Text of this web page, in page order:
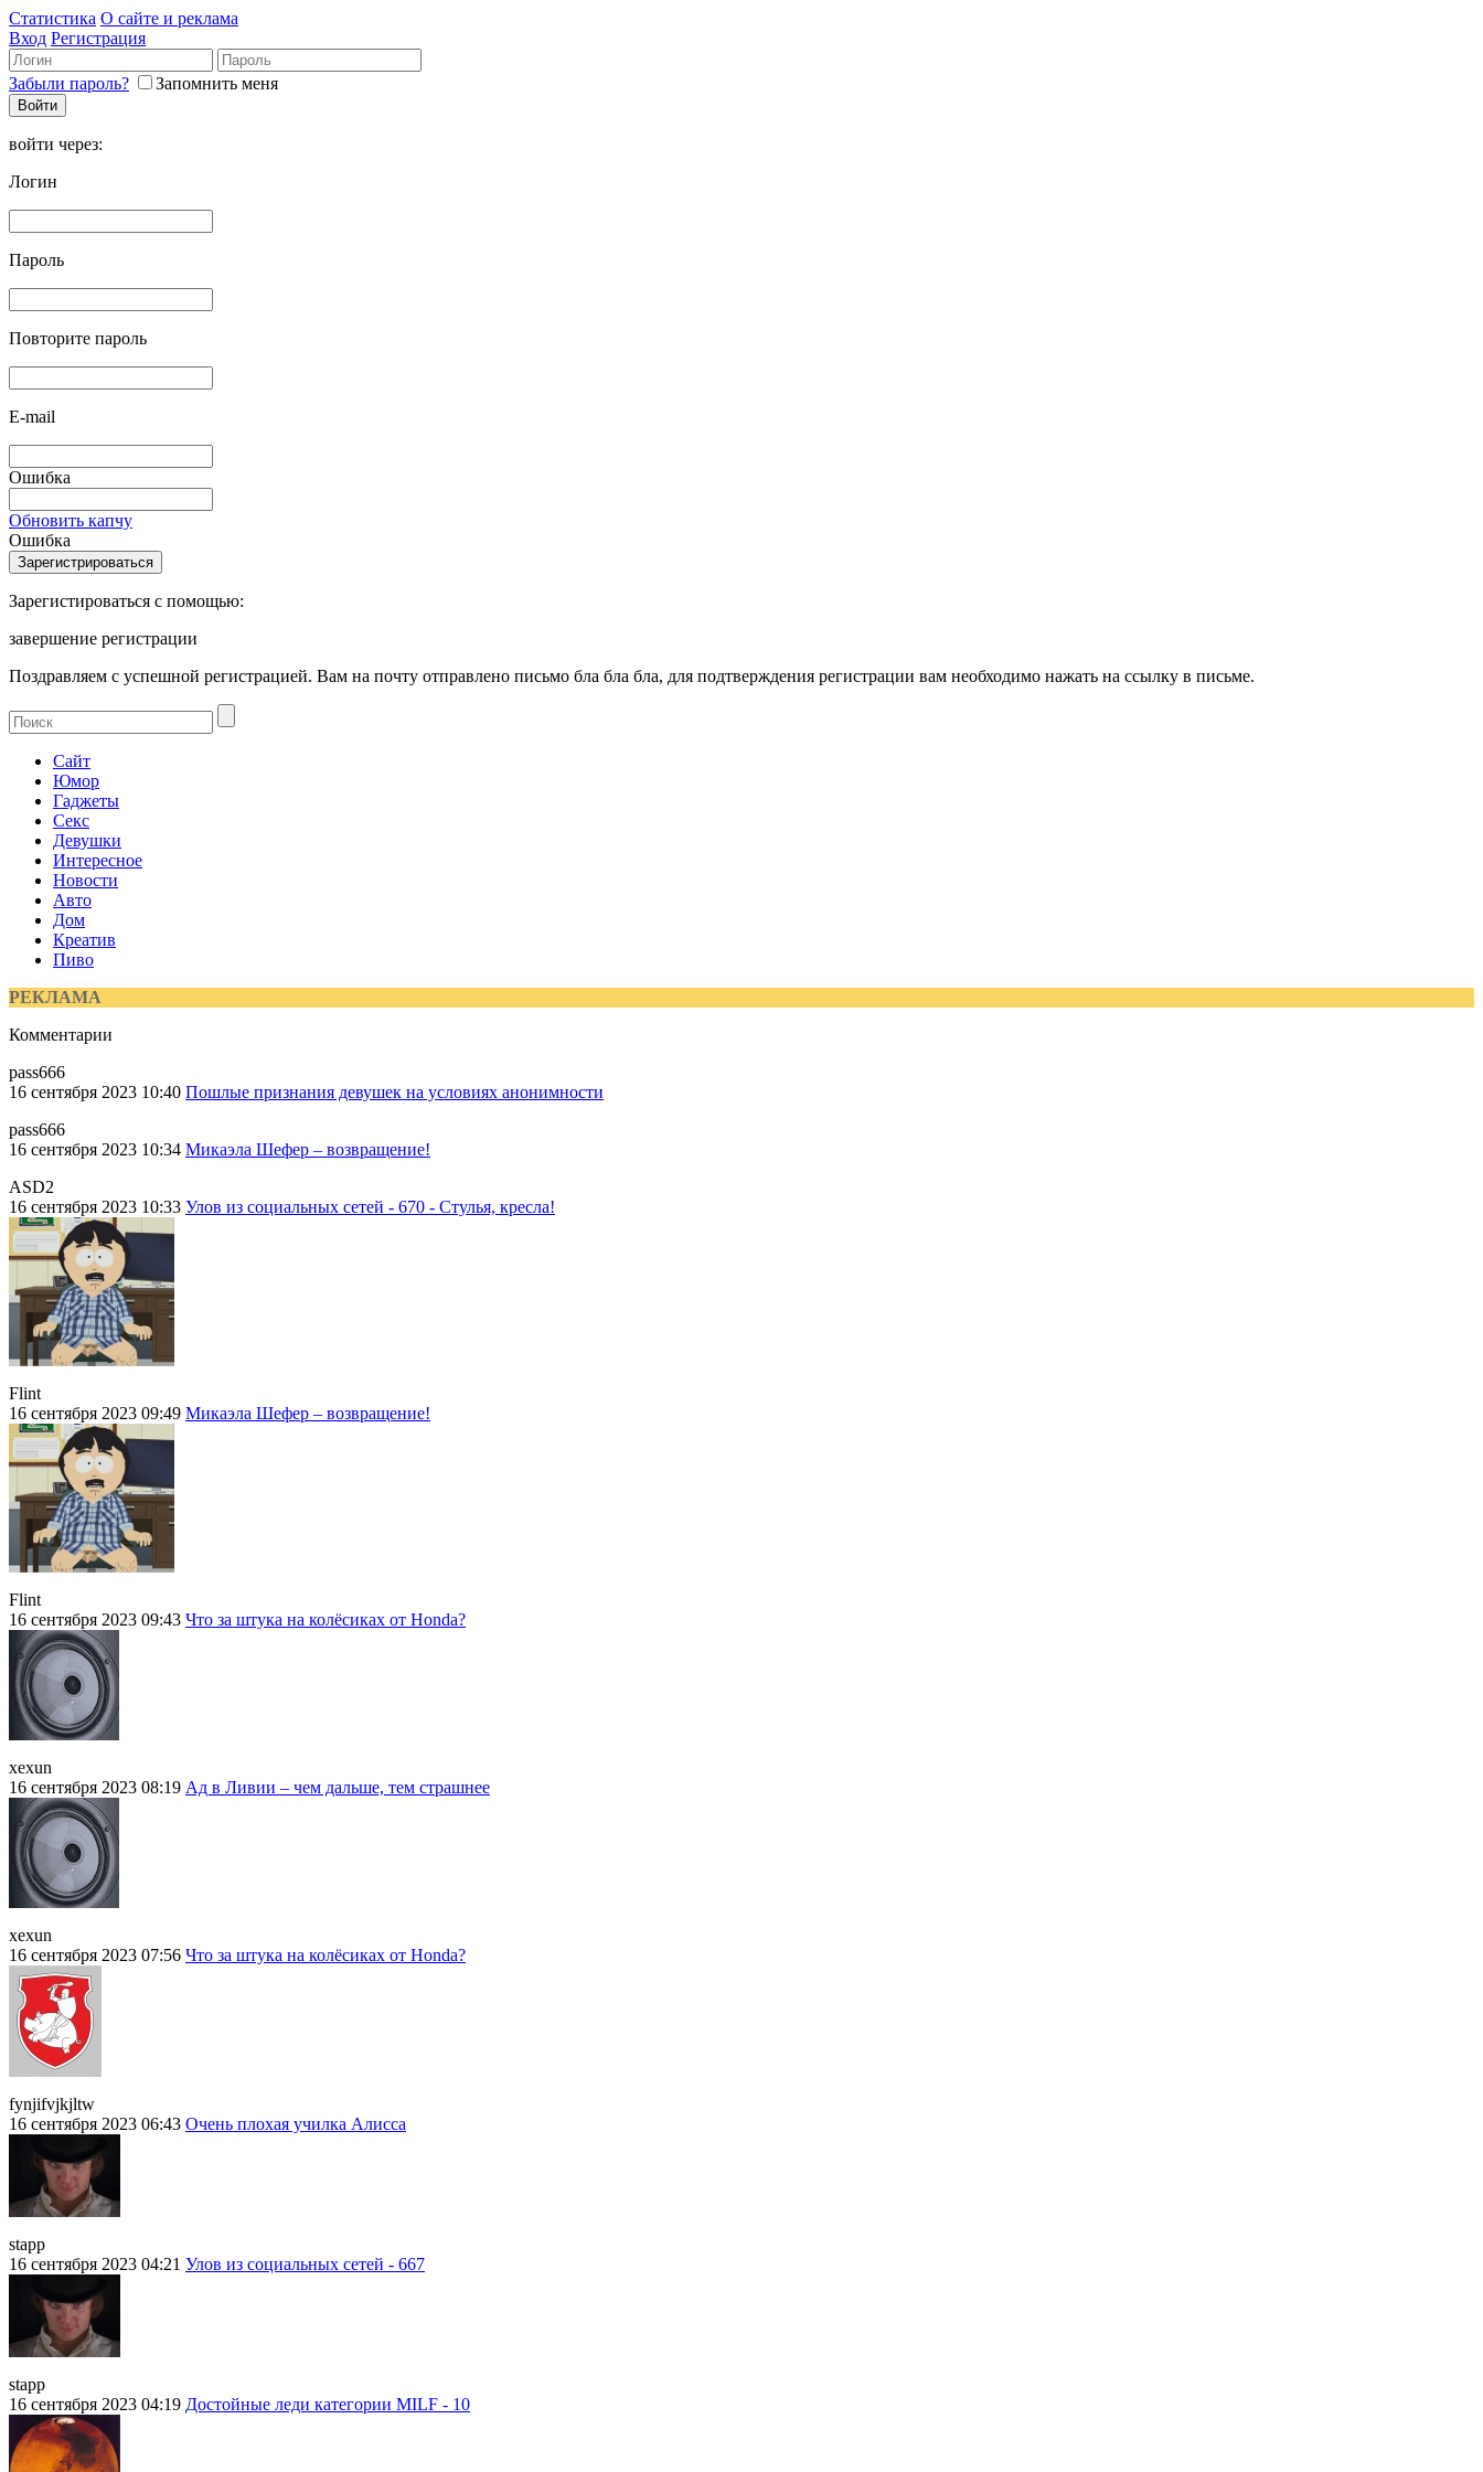
Статистика О сайте и реклама
Вход Регистрация
Забыли пароль? Запомнить меня
войти через:
Логин
Пароль
Повторите пароль
E-mail
Ошибка
Обновить капчу
Ошибка
Зарегистироваться с помощью:
завершение регистрации
Поздравляем с успешной регистрацией. Вам на почту отправлено письмо бла бла бла, для подтверждения регистрации вам необходимо нажать на ссылку в письме.
Сайт
Юмор
Гаджеты
Секс
Девушки
Интересное
Новости
Авто
Дом
Креатив
Пиво
РЕКЛАМА
Комментарии
pass666
16 сентября 2023 10:40 Пошлые признания девушек на условиях анонимности
pass666
16 сентября 2023 10:34 Микаэла Шефер – возвращение!
ASD2
16 сентября 2023 10:33 Улов из социальных сетей - 670 - Стулья, кресла!
Flint
16 сентября 2023 09:49 Микаэла Шефер – возвращение!
Flint
16 сентября 2023 09:43 Что за штука на колёсиках от Honda?
xexun
16 сентября 2023 08:19 Ад в Ливии – чем дальше, тем страшнее
xexun
16 сентября 2023 07:56 Что за штука на колёсиках от Honda?
fynjifvjkjltw
16 сентября 2023 06:43 Очень плохая училка Алисса
stapp
16 сентября 2023 04:21 Улов из социальных сетей - 667
stapp
16 сентября 2023 04:19 Достойные леди категории MILF - 10